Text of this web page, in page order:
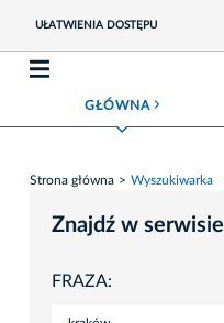
UŁATWIENIA DOSTĘPU
GŁÓWNAROZWIŃ MENU
Strona główna Wyszukiwarka
Znajdź w serwisie
FRAZA: